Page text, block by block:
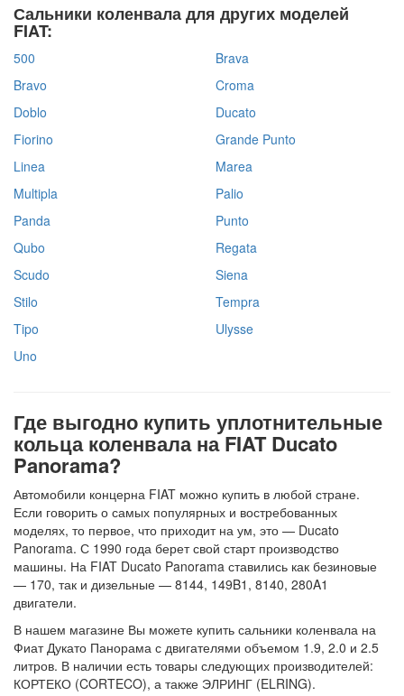
Сальники коленвала для других моделей
FIAT:
500
Brava
Bravo
Croma
Doblo
Ducato
Fiorino
Grande Punto
Linea
Marea
Multipla
Palio
Panda
Punto
Qubo
Regata
Scudo
Siena
Stilo
Tempra
Tipo
Ulysse
Uno
Где выгодно купить уплотнительные
кольца коленвала на FIAT Ducato
Panorama?
Автомобили концерна FIAT можно купить в любой стране.
Если говорить о самых популярных и востребованных
моделях, то первое, что приходит на ум, это — Ducato
Panorama. С 1990 года берет свой старт производство
машины. На FIAT Ducato Panorama ставились как безиновые
— 170, так и дизельные — 8144, 149B1, 8140, 280A1
двигатели.
В нашем магазине Вы можете купить сальники коленвала на
Фиат Дукато Панорама с двигателями объемом 1.9, 2.0 и 2.5
литров. В наличии есть товары следующих производителей:
КОРТЕКО (CORTECO), а также ЭЛРИНГ (ELRING).